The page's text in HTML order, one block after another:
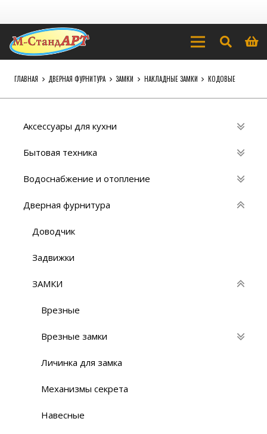
ГЛАВНАЯ ДВЕРНАЯ ФУРНИТУРА ЗАМКИ НАКЛАДНЫЕ ЗАМКИ КОДОВЫЕ
Аксессуары для кухни
Бытовая техника
Водоснабжение и отопление
Дверная фурнитура
Доводчик
Задвижки
ЗАМКИ
Врезные
Врезные замки
Личинка для замка
Механизмы секрета
Навесные